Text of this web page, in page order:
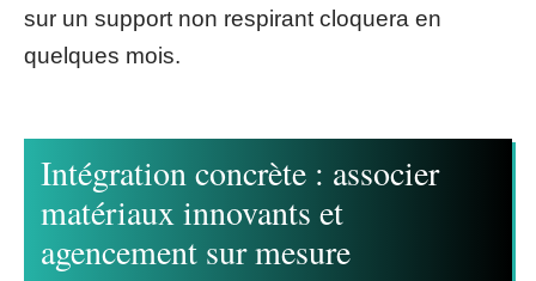
sur un support non respirant cloquera en
quelques mois.
Intégration concrète : associer
matériaux innovants et
agencement sur mesure